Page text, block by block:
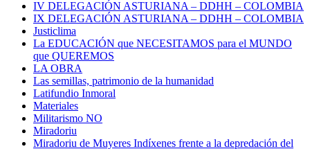
IV DELEGACIÓN ASTURIANA – DDHH – COLOMBIA
IX DELEGACIÓN ASTURIANA – DDHH – COLOMBIA
Justiclima
La EDUCACIÓN que NECESITAMOS para el MUNDO
que QUEREMOS
LA OBRA
Las semillas, patrimonio de la humanidad
Latifundio Inmoral
Materiales
Militarismo NO
Miradoriu
Miradoriu de Muyeres Indíxenes frente a la depredación del